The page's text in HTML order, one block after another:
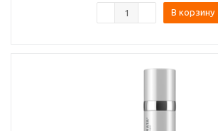
В корзину